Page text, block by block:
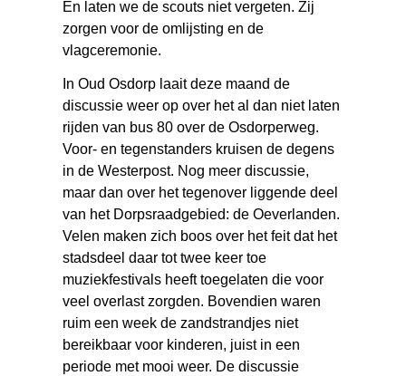
En laten we de scouts niet vergeten. Zij
zorgen voor de omlijsting en de
vlagceremonie.
In Oud Osdorp laait deze maand de
discussie weer op over het al dan niet laten
rijden van bus 80 over de Osdorperweg.
Voor- en tegenstanders kruisen de degens
in de Westerpost. Nog meer discussie,
maar dan over het tegenover liggende deel
van het Dorpsraadgebied: de Oeverlanden.
Velen maken zich boos over het feit dat het
stadsdeel daar tot twee keer toe
muziekfestivals heeft toegelaten die voor
veel overlast zorgden. Bovendien waren
ruim een week de zandstrandjes niet
bereikbaar voor kinderen, juist in een
periode met mooi weer. De discussie